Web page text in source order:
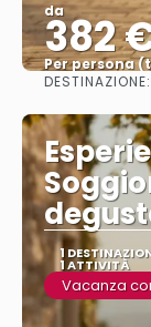
da
382
Per persona
DESTINAZIONE:
1
1 ATTIVITÀ
Vacanza